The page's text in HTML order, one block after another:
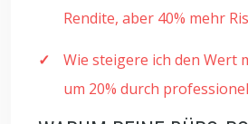
Rendite, aber 40% mehr
Wie steigere ich den Wert
um 20% durch